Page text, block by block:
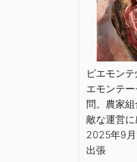
ピエモン
エモンテ
問。農家
敵な運営に
2025年9月
出張